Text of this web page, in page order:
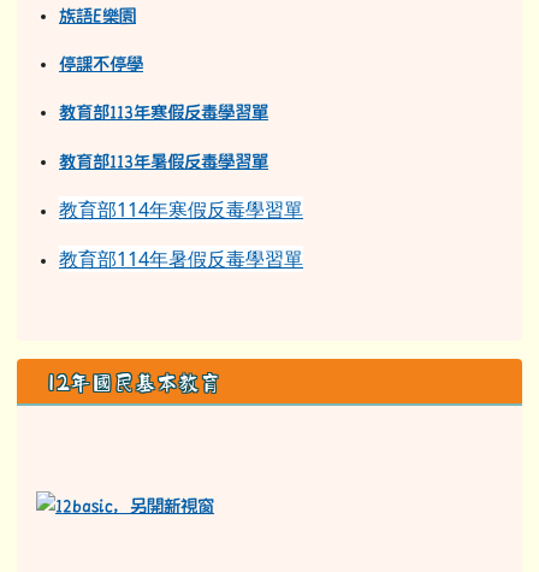
族語E樂園
停課不停學
教育部113年寒假反毒學習單
教育部113年暑假反毒學習單
教育部114年寒假反毒學習單
教育部114年暑假反毒學習單
12年國民基本教育